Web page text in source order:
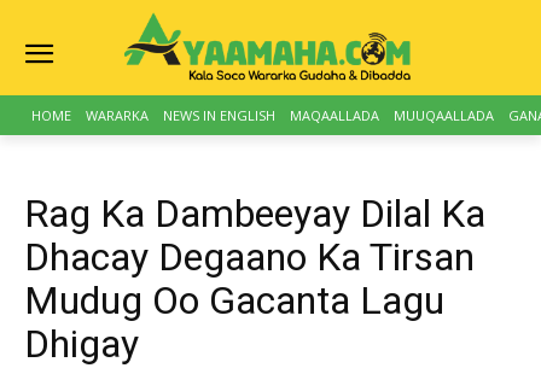
HOME WARARKA NEWS IN ENGLISH MAQAALLADA MUUQAALLADA
Rag Ka Dambeeyay Dilal Ka
Dhacay Degaano Ka Tirsan
Mudug Oo Gacanta Lagu
Dhigay